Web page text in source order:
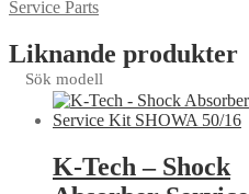
ltr)
Service Parts
Liknande produkter
K-Tech – Shock
Sök modell